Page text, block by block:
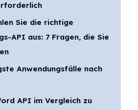
Sie die richtige
API aus: 7 Fragen, die Sie
Anwendungsfälle nach
API im Vergleich zu